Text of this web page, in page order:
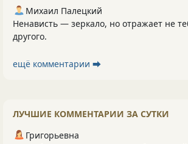
Михаил Палецкий
Ненависть — зеркало, но отражает не
другого.
ещё комментарии ⮕
ЛУЧШИЕ КОММЕНТАРИИ ЗА СУТКИ
Григорьевна